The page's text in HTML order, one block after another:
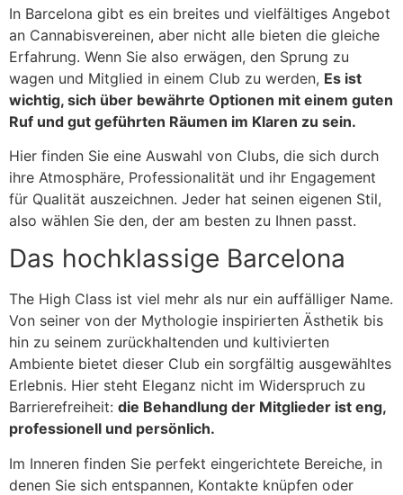
In Barcelona gibt es ein breites und vielfältiges Angebot
an Cannabisvereinen, aber nicht alle bieten die gleiche
Erfahrung. Wenn Sie also erwägen, den Sprung zu
wagen und Mitglied in einem Club zu werden, Es ist
wichtig, sich über bewährte Optionen mit einem guten
Ruf und gut geführten Räumen im Klaren zu sein.
Hier finden Sie eine Auswahl von Clubs, die sich durch
ihre Atmosphäre, Professionalität und ihr Engagement
für Qualität auszeichnen. Jeder hat seinen eigenen Stil,
also wählen Sie den, der am besten zu Ihnen passt.
Das hochklassige Barcelona
The High Class ist viel mehr als nur ein auffälliger Name.
Von seiner von der Mythologie inspirierten Ästhetik bis
hin zu seinem zurückhaltenden und kultivierten
Ambiente bietet dieser Club ein sorgfältig ausgewähltes
Erlebnis. Hier steht Eleganz nicht im Widerspruch zu
Barrierefreiheit: die Behandlung der Mitglieder ist eng,
professionell und persönlich.
Im Inneren finden Sie perfekt eingerichtete Bereiche, in
denen Sie sich entspannen, Kontakte knüpfen oder